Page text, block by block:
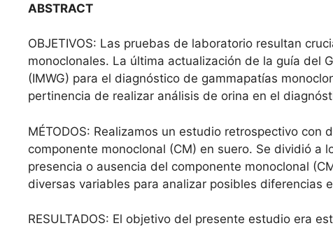
ABSTRACT
OBJETIVOS: Las pruebas de laboratorio resultan
monoclonales. La última actualización de la guía del
(IMWG) para el diagnóstico de gammapatías
pertinencia de realizar análisis de orina en el
MÉTODOS: Realizamos un estudio retrospectivo
componente monoclonal (CM) en suero. Se dividió a
presencia o ausencia del componente monoclonal
diversas variables para analizar posibles diferencias
RESULTADOS: El objetivo del presente estudio era